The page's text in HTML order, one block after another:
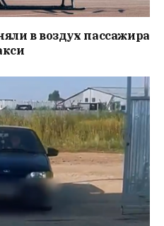
в воздух пассажира